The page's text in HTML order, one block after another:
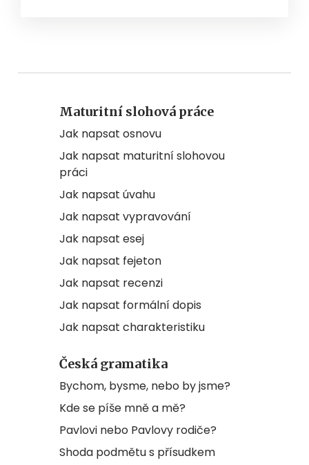
Maturitní slohová práce
Jak napsat osnovu
Jak napsat maturitní slohovou
práci
Jak napsat úvahu
Jak napsat vypravování
Jak napsat esej
Jak napsat fejeton
Jak napsat recenzi
Jak napsat formální dopis
Jak napsat charakteristiku
Česká gramatika
Bychom, bysme, nebo by jsme?
Kde se píše mně a mě?
Pavlovi nebo Pavlovy rodiče?
Shoda podmětu s přísudkem